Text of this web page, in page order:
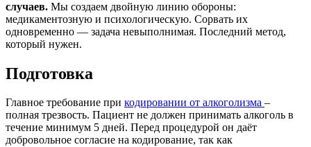
случаев. Мы создаем двойную линию обороны:
медикаментозную и психологическую. Сорвать их
одновременно — задача невыполнимая. Последний метод,
который нужен.
Подготовка
Главное требование при кодировании от алкоголизма –
полная трезвость. Пациент не должен принимать алкоголь в
течение минимум 5 дней. Перед процедурой он даёт
добровольное согласие на кодирование, так как